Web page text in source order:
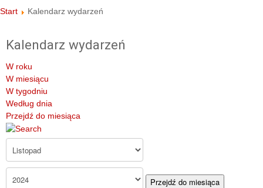
Start Kalendarz wydarzeń
Kalendarz wydarzeń
W roku
W miesiącu
W tygodniu
Według dnia
Przejdź do miesiąca
Przejdź do miesiąca